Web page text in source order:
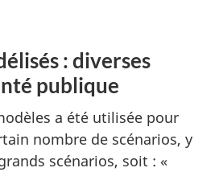
: diverses
publique
a été utilisée pour
nombre de scénarios, y
scénarios, soit : «